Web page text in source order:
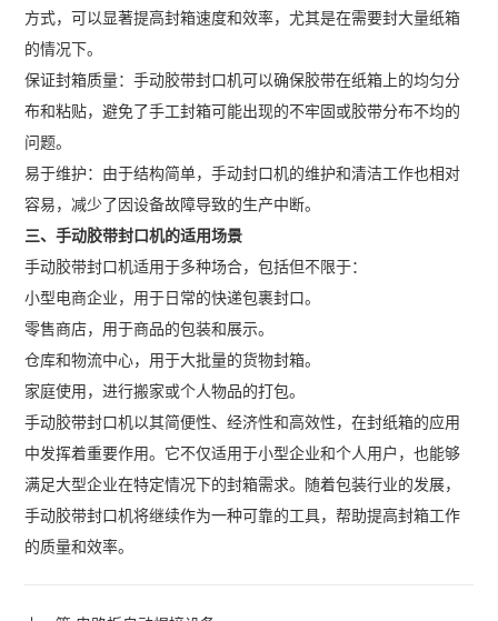
方式，可以显著提高封箱速度和效率，尤其是在需要封大量纸箱
的情况下。
保证封箱质量：手动胶带封口机可以确保胶带在纸箱上的均匀分
布和粘贴，避免了手工封箱可能出现的不牢固或胶带分布不均的
问题。
易于维护：由于结构简单，手动封口机的维护和清洁工作也相对
容易，减少了因设备故障导致的生产中断。
三、手动胶带封口机的适用场景
手动胶带封口机适用于多种场合，包括但不限于：
小型电商企业，用于日常的快递包裹封口。
零售商店，用于商品的包装和展示。
仓库和物流中心，用于大批量的货物封箱。
家庭使用，进行搬家或个人物品的打包。
手动胶带封口机以其简便性、经济性和高效性，在封纸箱的应用
中发挥着重要作用。它不仅适用于小型企业和个人用户，也能够
满足大型企业在特定情况下的封箱需求。随着包装行业的发展，
手动胶带封口机将继续作为一种可靠的工具，帮助提高封箱工作
的质量和效率。